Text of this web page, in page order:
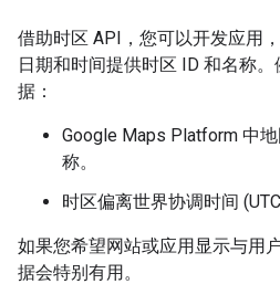
借助时区 API，您可以开发应用
日期和时间提供时区 ID 和名称
据：
Google Maps Platform 中
称。
时区偏离世界协调时间
如果您希望网站或应用显示与用
据会特别有用。